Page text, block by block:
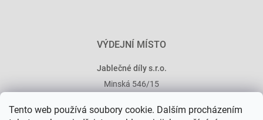
Tento web používá soubory cookie. Dalším procházením
VÝDEJNÍ MÍSTO
Jablečné díly s.r.o.
Minská 546/15